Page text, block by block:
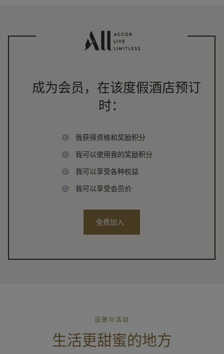
成为会员，在该度假酒店预订
时：
我获得资格和奖励积分
我可以使用我的奖励积分
我可以享受各种权益
我可以享受会员价
免费加入
设施与活动
生活更甜蜜的地方